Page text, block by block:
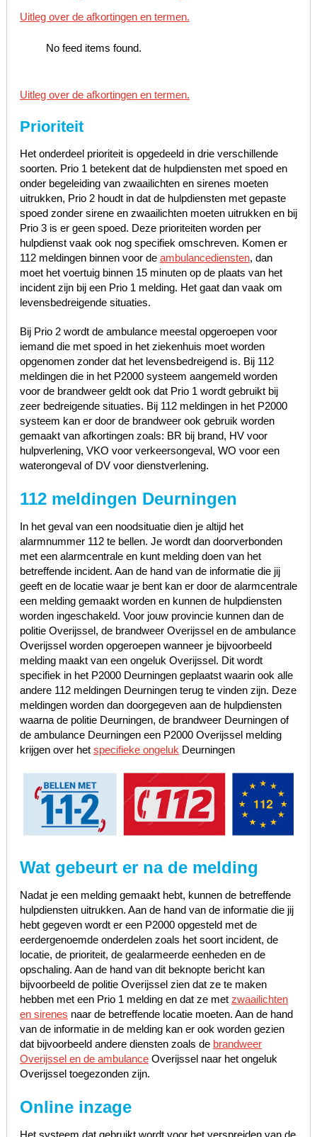
Uitleg over de afkortingen en termen.
No feed items found.
Uitleg over de afkortingen en termen.
Prioriteit
Het onderdeel prioriteit is opgedeeld in drie verschillende
soorten. Prio 1 betekent dat de hulpdiensten met spoed en
onder begeleiding van zwaailichten en sirenes moeten
uitrukken, Prio 2 houdt in dat de hulpdiensten met gepaste
spoed zonder sirene en zwaailichten moeten uitrukken en bij
Prio 3 is er geen spoed. Deze prioriteiten worden per
hulpdienst vaak ook nog specifiek omschreven. Komen er
112 meldingen binnen voor de ambulancediensten, dan
moet het voertuig binnen 15 minuten op de plaats van het
incident zijn bij een Prio 1 melding. Het gaat dan vaak om
levensbedreigende situaties.
Bij Prio 2 wordt de ambulance meestal opgeroepen voor
iemand die met spoed in het ziekenhuis moet worden
opgenomen zonder dat het levensbedreigend is. Bij 112
meldingen die in het P2000 systeem aangemeld worden
voor de brandweer geldt ook dat Prio 1 wordt gebruikt bij
zeer bedreigende situaties. Bij 112 meldingen in het P2000
systeem kan er door de brandweer ook gebruik worden
gemaakt van afkortingen zoals: BR bij brand, HV voor
hulpverlening, VKO voor verkeersongeval, WO voor een
waterongeval of DV voor dienstverlening.
112 meldingen Deurningen
In het geval van een noodsituatie dien je altijd het
alarmnummer 112 te bellen. Je wordt dan doorverbonden
met een alarmcentrale en kunt melding doen van het
betreffende incident. Aan de hand van de informatie die jij
geeft en de locatie waar je bent kan er door de alarmcentrale
een melding gemaakt worden en kunnen de hulpdiensten
worden ingeschakeld. Voor jouw provincie kunnen dan de
politie Overijssel, de brandweer Overijssel en de ambulance
Overijssel worden opgeroepen wanneer je bijvoorbeeld
melding maakt van een ongeluk Overijssel. Dit wordt
specifiek in het P2000 Deurningen geplaatst waarin ook alle
andere 112 meldingen Deurningen terug te vinden zijn. Deze
meldingen worden dan doorgegeven aan de hulpdiensten
waarna de politie Deurningen, de brandweer Deurningen of
de ambulance Deurningen een P2000 Overijssel melding
krijgen over het specifieke ongeluk Deurningen
Wat gebeurt er na de melding
Nadat je een melding gemaakt hebt, kunnen de betreffende
hulpdiensten uitrukken. Aan de hand van de informatie die jij
hebt gegeven wordt er een P2000 opgesteld met de
eerdergenoemde onderdelen zoals het soort incident, de
locatie, de prioriteit, de gealarmeerde eenheden en de
opschaling. Aan de hand van dit beknopte bericht kan
bijvoorbeeld de politie Overijssel zien dat ze te maken
hebben met een Prio 1 melding en dat ze met zwaailichten
en sirenes naar de betreffende locatie moeten. Aan de hand
van de informatie in de melding kan er ook worden gezien
dat bijvoorbeeld andere diensten zoals de brandweer
Overijssel en de ambulanceOverijssel naar het ongeluk
Overijssel toegezonden zijn.
Online inzage